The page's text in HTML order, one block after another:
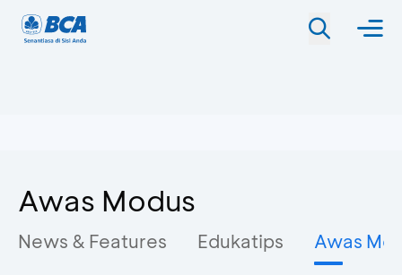
Awas Modus
News & Features Edukatips Awas